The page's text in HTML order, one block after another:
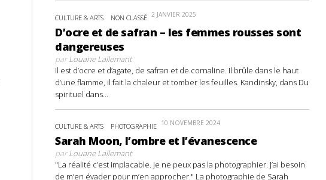
CULTURE & ARTS NON CLASSÉ 2 JANVIER 2025
D’ocre et de safran – les femmes rousses sont
dangereuses
parLouane Lallemant
Il est d’ocre et d’agate, de safran et de cornaline. Il brûle dans le haut
d’une flamme, il fait la chaleur et tomber les feuilles. Kandinsky, dans Du
spirituel dans...
CULTURE & ARTS PHOTOGRAPHIE 10 NOVEMBRE 2024
Sarah Moon, l’ombre et l’évanescence
parLouane Lallemant
"La réalité c’est implacable. Je ne peux pas la photographier. J’ai besoin
de m’en évader pour m’en approcher." La photographie de Sarah